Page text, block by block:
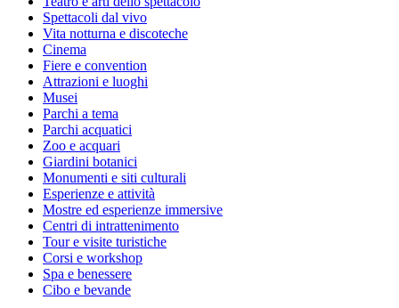
Spettacoli dal vivo
Vita notturna e discoteche
Cinema
Fiere e convention
Attrazioni e luoghi
Musei
Parchi a tema
Parchi acquatici
Zoo e acquari
Giardini botanici
Monumenti e siti culturali
Esperienze e attività
Mostre ed esperienze immersive
Centri di intrattenimento
Tour e visite turistiche
Corsi e workshop
Spa e benessere
Cibo e bevande